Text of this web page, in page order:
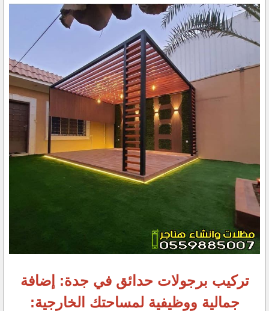
تركيب برجولات حدائق في جدة: إضافة
جمالية ووظيفية لمساحتك الخارجية: